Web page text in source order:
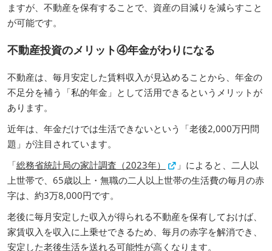
ますが、不動産を保有することで、資産の目減りを減らすこと
が可能です。
不動産投資のメリット④年金がわりになる
不動産は、毎月安定した賃料収入が見込めることから、年金の
不足分を補う「私的年金」として活用できるというメリットが
あります。
近年は、年金だけでは生活できないという「老後2,000万円問
題」が注目されています。
「総務省統計局の家計調査（2023年）
」によると、二人以
上世帯で、65歳以上・無職の二人以上世帯の生活費の毎月の赤
字は、約3万8,000円です。
老後に毎月安定した収入が得られる不動産を保有しておけば、
家賃収入を収入に上乗せできるため、毎月の赤字を解消でき、
安定した老後生活を送れる可能性が高くなります。